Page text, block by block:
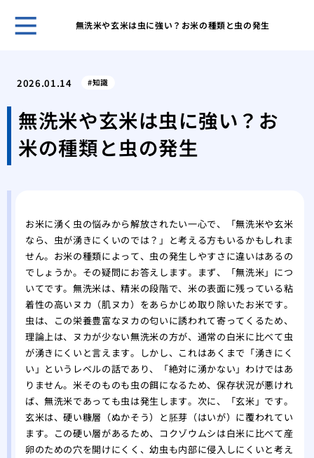
無洗米や玄米は虫に強い？お米の種類と虫の発生
ス
る方
ス
ス
の
ミ
駆
ミ
要性
2026.01.14 知識
無洗米や玄米は虫に強い？お
米の種類と虫の発生
お米に湧く虫の悩みから解放されたい一心で、「無洗米や玄米
なら、虫が湧きにくいのでは？」と考える方もいるかもしれま
せん。お米の種類によって、虫の発生しやすさに違いはあるの
でしょうか。その疑問にお答えします。まず、「無洗米」につ
いてです。無洗米は、精米の段階で、米の表面に残っている粘
着性の高いヌカ（肌ヌカ）をあらかじめ取り除いたお米です。
虫は、この栄養豊富なヌカの匂いに誘われて寄ってくるため、
理論上は、ヌカが少ない無洗米の方が、通常の白米に比べて虫
が湧きにくいと言えます。しかし、これはあくまで「湧きにく
い」というレベルの話であり、「絶対に湧かない」わけではあ
りません。米そのものも虫の餌になるため、保存状況が悪けれ
ば、無洗米であっても虫は発生します。次に、「玄米」です。
玄米は、硬い糠層（ぬかそう）と胚芽（はいが）に覆われてい
ます。この硬い層があるため、コクゾウムシは白米に比べて産
卵のための穴を開けにくく、幼虫も内部に侵入しにくいと考え